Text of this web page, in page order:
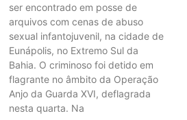
ser encontrado em posse de
arquivos com cenas de abuso
sexual infantojuvenil, na cidade de
Eunápolis, no Extremo Sul da
Bahia. O criminoso foi detido em
flagrante no âmbito da Operação
Anjo da Guarda XVI, deflagrada
nesta quarta. Na